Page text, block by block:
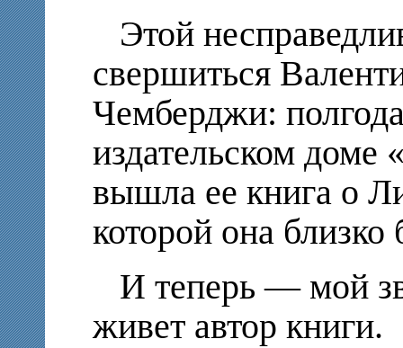
Этой
свершиться
Чемберджи:
издательском
вышла ее книга о
которой она близко
И теперь — мой
живет автор книги.